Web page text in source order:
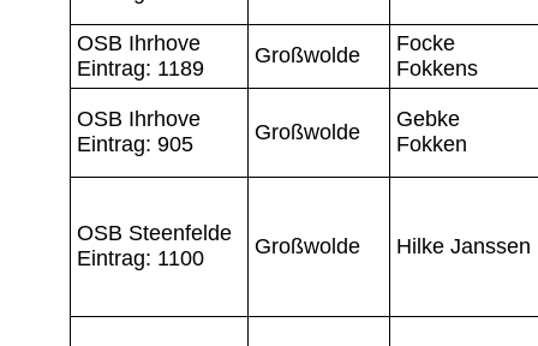
OSB Ihrhove
Eintrag: 1189
Großwolde
Focke
Fokkens
OSB Ihrhove
Eintrag: 905
Großwolde
Gebke
Fokken
OSB Steenfelde
Eintrag: 1100
Großwolde Hilke Janssen